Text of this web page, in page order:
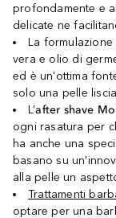
profondamente e
delicate ne
La
vera e olio di
ed è un'ottima
solo una pelle
L’after shave
ogni rasatura per
ha anche una
basano su
alla pelle un
Trattamenti
optare per una